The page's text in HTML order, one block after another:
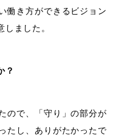
働き方ができるビジョン
ました。
？
ので、「守り」の部分が
たし、ありがたかったで